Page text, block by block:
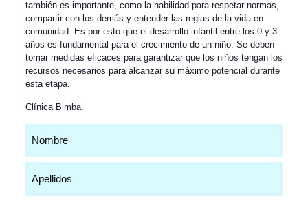
también es importante, como la habilidad para respetar normas,
compartir con los demás y entender las reglas de la vida en
comunidad. Es por esto que el desarrollo infantil entre los 0 y 3
años es fundamental para el crecimiento de un niño. Se deben
tomar medidas eficaces para garantizar que los niños tengan los
recursos necesarios para alcanzar su máximo potencial durante
esta etapa.
Clínica Bimba.
(Obligatorio)